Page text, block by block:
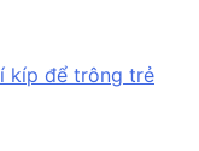
kíp để trông trẻ